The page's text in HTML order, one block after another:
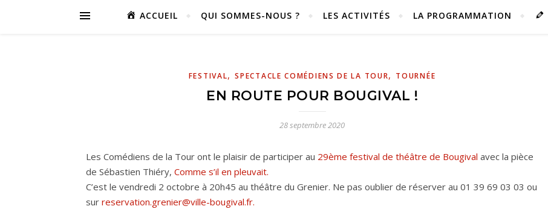
ACCUEIL QUI SOMMES-NOUS ? LES ACTIVITÉS LA PROGRAMMATION
FESTIVAL,SPECTACLE COMÉDIENS DE LA TOUR, TOURNÉE
EN ROUTE POUR BOUGIVAL !
28 septembre 2020
Les Comédiens de la Tour ont le plaisir de participer au 29ème festival de théâtre de Bougival avec la pièce
de Sébastien Thiéry, Comme s’il en pleuvait.
C’est le vendredi 2 octobre à 20h45 au théâtre du Grenier. Ne pas oublier de réserver au 01 39 69 03 03 ou
sur reservation.grenier@ville-bougival.fr.